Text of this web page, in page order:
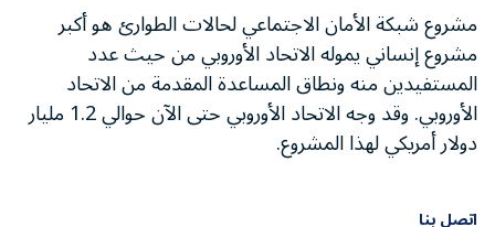
مشروع شبكة الأمان الاجتماعي لحالات الطوارئ هو أكبر
مشروع إنساني يموله الاتحاد الأوروبي من حيث عدد
المستفيدين منه ونطاق المساعدة المقدمة من الاتحاد
الأوروبي. وقد وجه الاتحاد الأوروبي حتى الآن حوالي 1.2 مليار
دولار أمريكي لهذا المشروع.
اتصل بنا